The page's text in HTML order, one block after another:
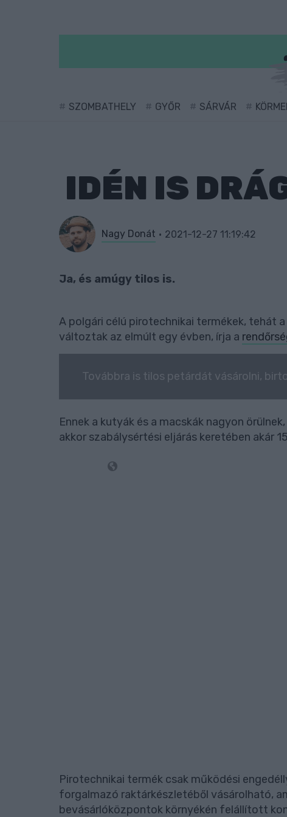
SZOMBATHELY GYŐR SÁRVÁR
IDÉN IS
Nagy Donát 2021-12-27 11:19:42
Ja, és amúgy tilos is.
A polgári célú pirotechnikai termékek, tehát
változtak az elmúlt egy évben, írja a
Továbbra is tilos petárdát vásárolni,
Ennek a kutyák és a macskák nagyon
akkor szabálysértési eljárás keretében akár
Pirotechnikai termék csak működési
forgalmazó raktárkészletéből vásárolható,
bevásárlóközpontok környékén felállított